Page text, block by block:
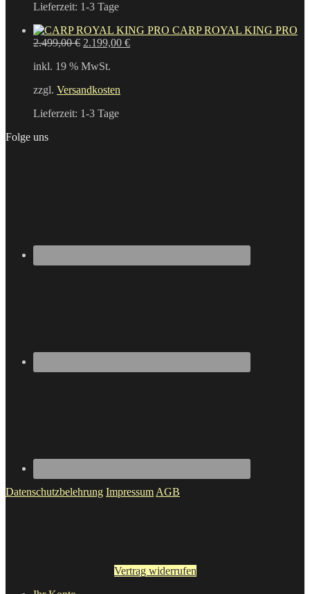
Lieferzeit: 1-3 Tage
CARP ROYAL KING PRO
2.499,00€ Ursprünglicher
war:
2.199,00 €Aktueller
inkl. 19 % MwSt.
zzgl. Versandkosten
Lieferzeit: 1-3 Tage
Folge uns
Datenschutzbelehrung Impressum AGB
Vertrag widerrufen